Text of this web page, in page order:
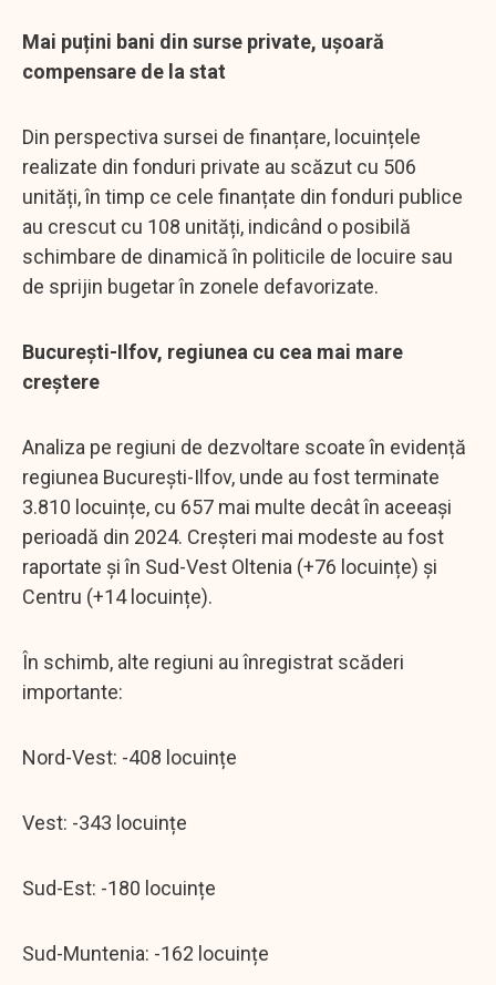
Mai puțini bani din surse private, ușoară
compensare de la stat
Din perspectiva sursei de finanțare, locuințele
realizate din fonduri private au scăzut cu 506
unități, în timp ce cele finanțate din fonduri publice
au crescut cu 108 unități, indicând o posibilă
schimbare de dinamică în politicile de locuire sau
de sprijin bugetar în zonele defavorizate.
București-Ilfov, regiunea cu cea mai mare
creștere
Analiza pe regiuni de dezvoltare scoate în evidență
regiunea București-Ilfov, unde au fost terminate
3.810 locuințe, cu 657 mai multe decât în aceeași
perioadă din 2024. Creșteri mai modeste au fost
raportate și în Sud-Vest Oltenia (+76 locuințe) și
Centru (+14 locuințe).
În schimb, alte regiuni au înregistrat scăderi
importante:
Nord-Vest: -408 locuințe
Vest: -343 locuințe
Sud-Est: -180 locuințe
Sud-Muntenia: -162 locuințe